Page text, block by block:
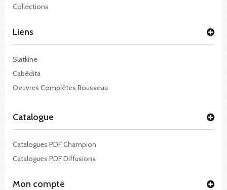
Collections
Liens
Slatkine
Cabédita
Oeuvres Complètes Rousseau
Catalogue
Catalogues PDF Champion
Catalogues PDF Diffusions
Mon compte